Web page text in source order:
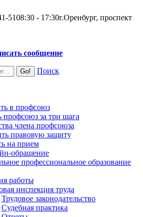
5108:30 - 17:30г.Оренбург, проспект
сообщение
Поиск
в профсоюз
профсоюз за три шага
члена профсоюза
правовую защиту
на прием
обращение
профессиональное образование
работы
инспекция труда
Трудовое законодательство
Судебная практика